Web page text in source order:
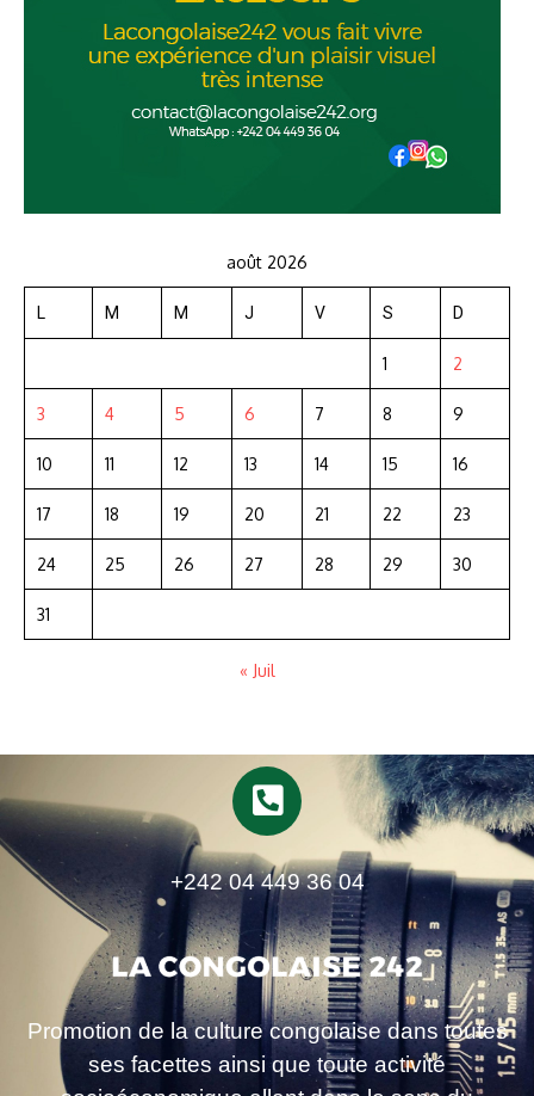
août 2026
L M M J V S D
1 2
3 4 5 6 7 8 9
10 11 12 13 14 15 16
17 18 19 20 21 22 23
24 25 26 27 28 29 30
31
« Juil
+242 04 449 36 04
Promotion de la culture congolaise dans toutes
ses facettes ainsi que toute activité